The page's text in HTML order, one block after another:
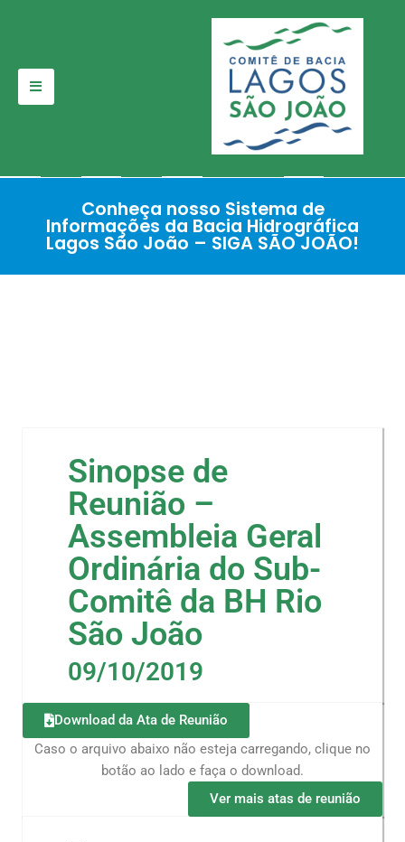
para
Conheça nosso Sistema de
Informações da Bacia Hidrográfica
Lagos São João – SIGA SÃO JOÃO!
Sinopse de
Reunião –
Assembleia Geral
Ordinária do Sub-
Comitê da BH Rio
São João
09/10/2019
Download da Ata de Reunião
Caso o arquivo abaixo não esteja carregando, clique no
botão ao lado e faça o download.
Ver mais atas de reunião